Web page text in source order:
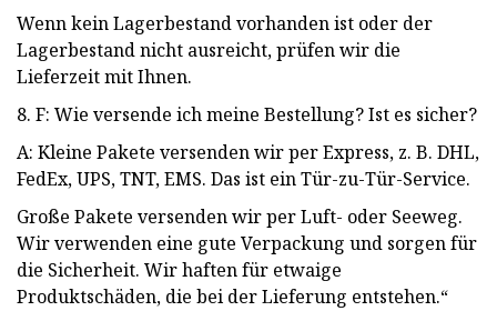
Wenn kein Lagerbestand vorhanden ist oder der
Lagerbestand nicht ausreicht, prüfen wir die
Lieferzeit mit Ihnen.
8. F: Wie versende ich meine Bestellung? Ist es sicher?
A: Kleine Pakete versenden wir per Express, z. B. DHL,
FedEx, UPS, TNT, EMS. Das ist ein Tür-zu-Tür-Service.
Große Pakete versenden wir per Luft- oder Seeweg.
Wir verwenden eine gute Verpackung und sorgen für
die Sicherheit. Wir haften für etwaige
Produktschäden, die bei der Lieferung entstehen.“